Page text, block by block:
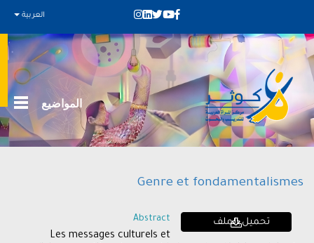
العربية
المواضيع
Genre et fondamentalismes
تحميل الملف Abstract
Les messages culturels et